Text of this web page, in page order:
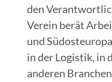
den
Ver­ein berät
und
in der Logis­tik, in
ande­ren